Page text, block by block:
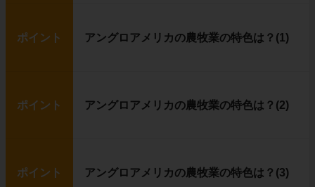
ポイント アングロアメリカの農牧業の特色は？(1)
ポイント アングロアメリカの農牧業の特色は？(2)
ポイント アングロアメリカの農牧業の特色は？(3)